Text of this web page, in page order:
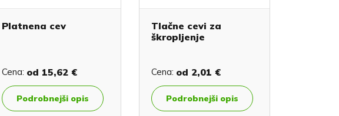
Platnena cev
Cena: od 15,62 €
Podrobnejši opis
Tlačne cevi za
škropljenje
Cena: od 2,01 €
Podrobnejši opis